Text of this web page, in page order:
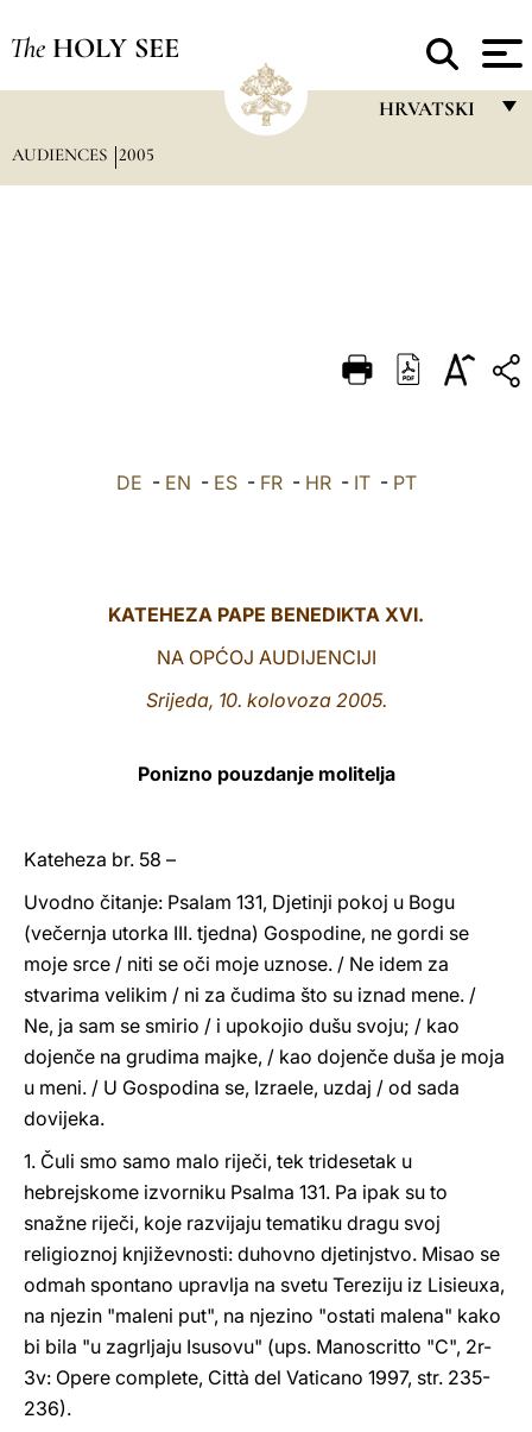
The HOLY SEE
HRVATSKI
DEUTSCH
العربيّة
AUDIENCES 2005
DE - EN - ES- FR- HR- IT- PT
KATEHEZA PAPE BENEDIKTA XVI.
NA OPĆOJ AUDIJENCIJI
Srijeda, 10. kolovoza 2005.
Ponizno pouzdanje molitelja
Kateheza br. 58 –
Uvodno čitanje: Psalam 131, Djetinji pokoj u Bogu
(večernja utorka III. tjedna) Gospodine, ne gordi se
moje srce / niti se oči moje uznose. / Ne idem za
stvarima velikim / ni za čudima što su iznad mene. /
Ne, ja sam se smirio / i upokojio dušu svoju; / kao
dojenče na grudima majke, / kao dojenče duša je moja
u meni. / U Gospodina se, Izraele, uzdaj / od sada
dovijeka.
1. Čuli smo samo malo riječi, tek tridesetak u
hebrejskome izvorniku Psalma 131. Pa ipak su to
snažne riječi, koje razvijaju tematiku dragu svoj
religioznoj književnosti: duhovno djetinjstvo. Misao se
odmah spontano upravlja na svetu Tereziju iz Lisieuxa,
na njezin "maleni put", na njezino "ostati malena" kako
bi bila "u zagrljaju Isusovu" (ups. Manoscritto "C", 2r-
3v: Opere complete, Città del Vaticano 1997, str. 235-
236).